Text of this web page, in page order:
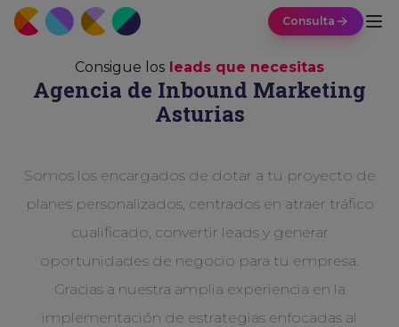
Consulta
Consigue los leads que necesitas
Agencia de Inbound Marketing
Asturias
Somos los encargados de dotar a tu proyecto de
planes personalizados, centrados en atraer tráfico
cualificado, convertir leads y generar
oportunidades de negocio para tu empresa.
Gracias a nuestra amplia experiencia en la
implementación de estrategias enfocadas al